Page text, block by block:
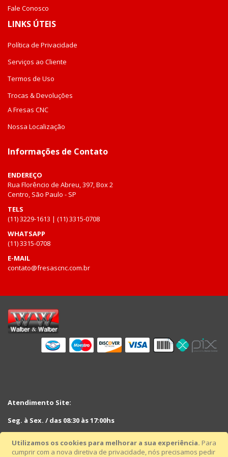
Utilizamos os cookies para melhorar a sua experiência. Para
cumprir com a nova diretiva de privacidade, nós precisamos pedir
Fale Conosco
LINKS ÚTEIS
Política de Privacidade
Serviços ao Cliente
Termos de Uso
Trocas & Devoluções
A Fresas CNC
Nossa Localização
Informações de Contato
ENDEREÇO
Rua Florêncio de Abreu, 397, Box 2
Centro, São Paulo - SP
TELS
(11) 3229-1613 | (11) 3315-0708
WHATSAPP
(11) 3315-0708
E-MAIL
contato@fresascnc.com.br
Atendimento Site:
Seg. à Sex. / das 08:30 às 17:00hs
Sáb. das 08:30hs às 12:30hs